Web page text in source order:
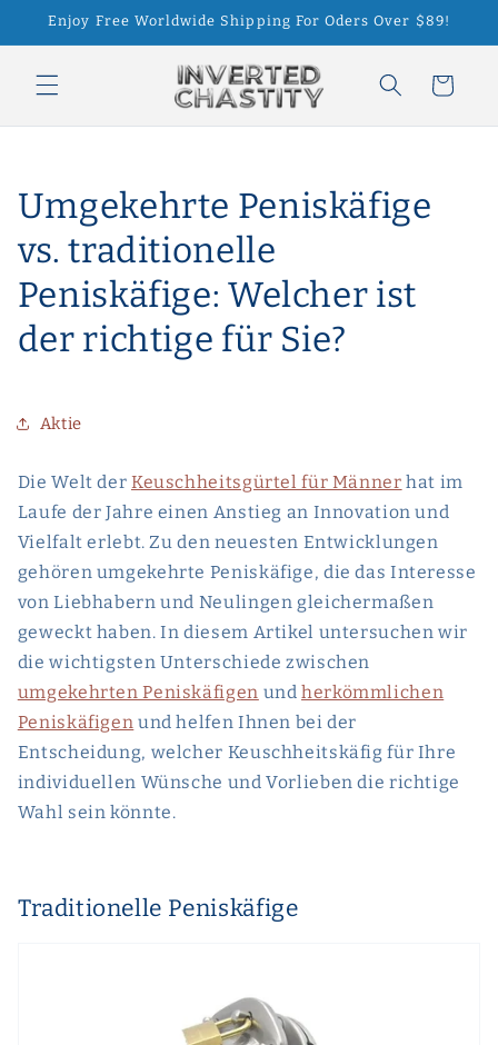
zum
Inhalt
Enjoy Free Worldwide Shipping For Oders Over $89!
Warenkorb
Umgekehrte Peniskäfige
vs. traditionelle
Peniskäfige: Welcher ist
der richtige für Sie?
Aktie
Die Welt der Keuschheitsgürtel für Männer hat im
Laufe der Jahre einen Anstieg an Innovation und
Vielfalt erlebt. Zu den neuesten Entwicklungen
gehören umgekehrte Peniskäfige, die das Interesse
von Liebhabern und Neulingen gleichermaßen
geweckt haben. In diesem Artikel untersuchen wir
die wichtigsten Unterschiede zwischen
umgekehrten Peniskäfigen undherkömmlichen
Peniskäfigen und helfen Ihnen bei der
Entscheidung, welcher Keuschheitskäfig für Ihre
individuellen Wünsche und Vorlieben die richtige
Wahl sein könnte.
Traditionelle Peniskäfige